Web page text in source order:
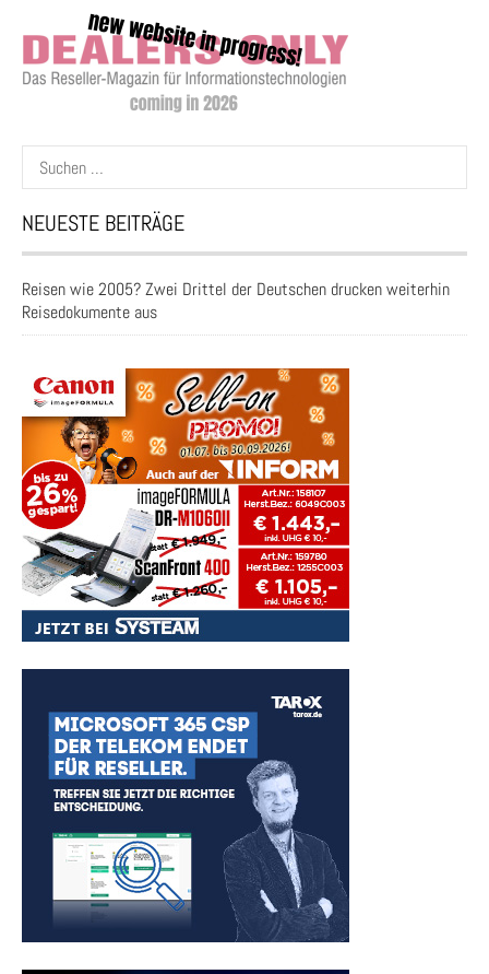
Suchen
nach:
NEUESTE BEITRÄGE
Reisen wie 2005? Zwei Drittel der Deutschen drucken weiterhin
Reisedokumente aus